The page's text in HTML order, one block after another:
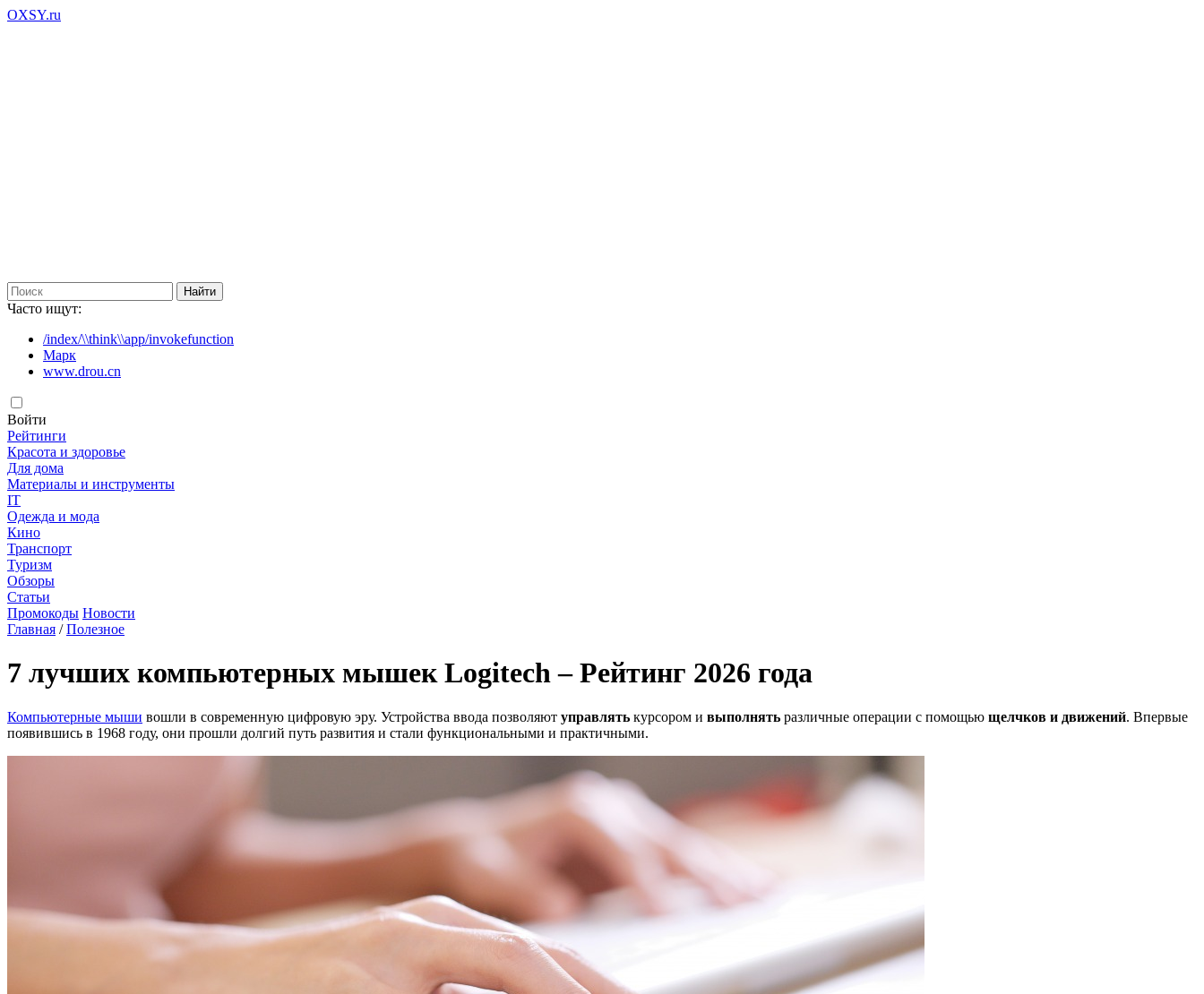
OXSY.ru
Часто ищут:
/index/\\think\\app/invokefunction
Марк
www.drou.cn
Войти
Рейтинги
Красота и здоровье
Для дома
Материалы и инструменты
IT
Одежда и мода
Кино
Транспорт
Туризм
Обзоры
Статьи
Промокоды Новости
Главная /Полезное
7 лучших компьютерных мышек Logitech – Рейтинг 2026 года
Компьютерные мыши вошли в современную цифровую эру. Устройства ввода позволяют управлять курсором и выполнять различные операции с помощью щелчков и движений. Впервые
появившись в 1968 году, они прошли долгий путь развития и стали функциональными и практичными.